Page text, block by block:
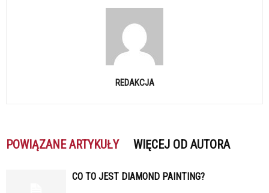
REDAKCJA
POWIĄZANE ARTYKUŁY WIĘCEJ OD AUTORA
CO TO JEST DIAMOND PAINTING?